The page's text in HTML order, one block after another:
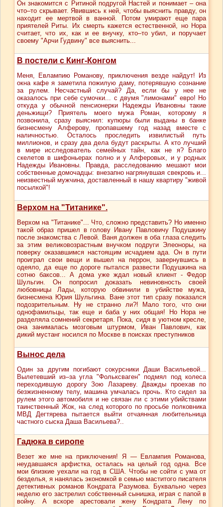
Он знакомится с Ритиной подругой Настей и понимает – она
что–то скрывает. Явившись к ней, чтобы выяснить правду, он
находит ее мертвой в ванной. Потом умирают еще пара
приятелей Риты. Их смерть кажется естественной, но Нора
считает, что их, как и ее внучку, кто–то убил, и поручает
своему "Арчи Гудвину" все выяснить...
В постели с Кинг-Конгом
Меня, Евлампию Романову, приключения везде найдут! Из
окна кафе я заметила пожилую даму, потерявшую сознание
за рулем. Несчастный случай? Да, если бы у нее не
оказалось при себе сумочки... с двумя "лимонами" евро! Но
откуда у обычной пенсионерки Надежды Ивановны такие
деньжищи? Приятель моего мужа Роман, которому я
позвонила, сразу выяснил: купюры были выданы в банке
бизнесмену Алферову, пропавшему год назад вместе с
наличностью. Осталось проследить извилистый путь
миллионов, и сразу два дела будут раскрыты. А кто лучший
в мире исследователь семейных тайн, как не я? Благо
скелетов в шифоньерах полно и у Алферовых, и у родных
Надежды Ивановны. Правда, расследованию мешают мои
собственные домочадцы: внезапно нагрянувшая свекровь и...
неизвестный мужчина, доставленный в нашу квартиру "живой
посылкой"!
Верхом на "Титанике".
Верхом на "Титанике"... Что, сложно представить? Но именно
такой образ пришел в голову Ивану Павловичу Подушкину
после знакомства с Левой. Ваня должен в оба глаза следить
за этим великовозрастным внучком подруги Элеоноры, на
поверку оказавшимся настоящим исчадием ада. Он в пути
проиграл свои вещи и вышел на перрон, завернувшись в
одеяло, да еще по дороге пытался развести Подушкина на
сотню баксов... А дома уже ждал новый клиент - Федор
Шульгин. Он попросил доказать невиновность своей
любовницы Лады, которую обвинили в убийстве мужа,
бизнесмена Юрия Шульгина. Ване этот тип сразу показался
подозрительным. Ну не странно ли?! Мало того, что они
однофамильцы, так еще и баба у них общая! Но Нора не
разделяла сомнений секретаря. Пока, сидя в уютном кресле,
она занималась мозговым штурмом, Иван Павлович, как
дикий мустанг носился по Москве в поисках преступников
Вынос дела
Один за другим погибают сокурсники Даши Васильевой...
Вылетевший из–за угла "Фольксваген" подмял под колеса
переходившую дорогу Зою Лазареву. Дважды проехав по
безжизненному телу, машина умчалась прочь. Кто сидел за
рулем этого автомобиля и не связан ли с этими убийствами
таинственный Жок, на след которого по просьбе полковника
МВД Дегтярева пытается выйти отчаянная любительница
частного сыска Даша Васильева?..
Гадюка в сиропе
Везет же мне на приключения! Я — Евлампия Романова,
неудавшаяся арфистка, осталась на целый год одна. Все
мои близкие уехали на год в США. Чтобы не сойти с ума от
безделья, я нанялась экономкой в семью маститого писателя
детективных романов Кондрата Разумова. Буквально через
неделю его застрелил собственный сынишка, играя с папой в
войну. А вскоре арестовали жену Кондрата Лену по